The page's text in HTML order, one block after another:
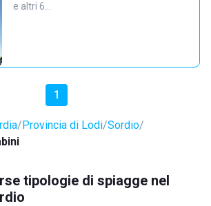
e altri 6…
1
Provincia di Lodi Sordio
tipologie di spiagge nel